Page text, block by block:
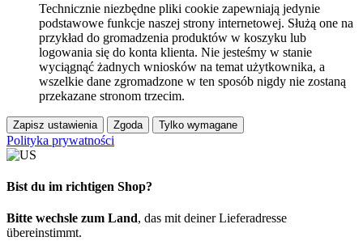
Technicznie niezbędne pliki cookie zapewniają jedynie
podstawowe funkcje naszej strony internetowej. Służą one na
przykład do gromadzenia produktów w koszyku lub
logowania się do konta klienta. Nie jesteśmy w stanie
wyciągnąć żadnych wniosków na temat użytkownika, a
wszelkie dane zgromadzone w ten sposób nigdy nie zostaną
przekazane stronom trzecim.
Zapisz ustawienia Zgoda Tylko wymagane
Polityka prywatności
Bist du im richtigen Shop?
Bitte wechsle zum Land, das mit deiner Lieferadresse
übereinstimmt.